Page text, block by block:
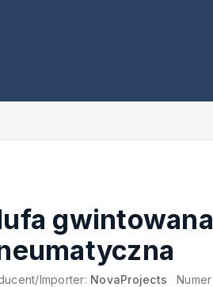
Importer: NovaProjects